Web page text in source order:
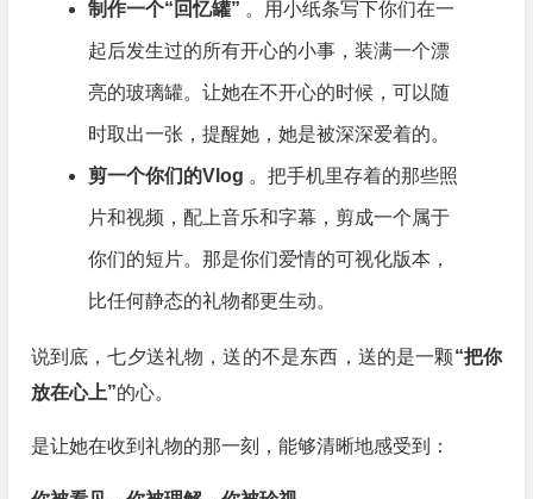
制作一个“回忆罐” 。用小纸条写下你们在一
起后发生过的所有开心的小事，装满一个漂
亮的玻璃罐。让她在不开心的时候，可以随
时取出一张，提醒她，她是被深深爱着的。
剪一个你们的Vlog 。把手机里存着的那些照
片和视频，配上音乐和字幕，剪成一个属于
你们的短片。那是你们爱情的可视化版本，
比任何静态的礼物都更生动。
说到底，七夕送礼物，送的不是东西，送的是一颗“把你
放在心上”的心。
是让她在收到礼物的那一刻，能够清晰地感受到：